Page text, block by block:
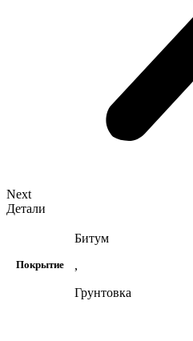
Next
Детали
Покрытие
Битум
,
Грунтовка